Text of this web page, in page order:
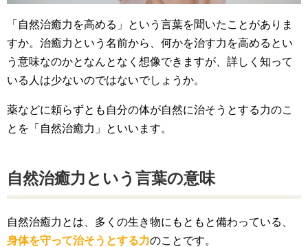
「自然治癒力を高める」という言葉を聞いたことがありま
すか。治癒力という名前から、何かを治す力を高めるとい
う意味なのかとなんとなく想像できますが、詳しく知って
いる人は少ないのではないでしょうか。
薬などに頼らずとも自分の体が自然に治そうとする力のこ
とを「自然治癒力」といいます。
自然治癒力という言葉の意味
自然治癒力とは、多くの生き物にもともと備わっている、
身体を守って治そうとする力のことです。